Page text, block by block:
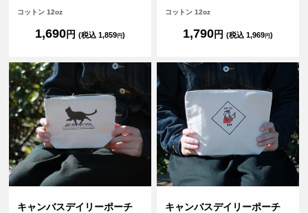
注文し忘れ、すぐに欲しい！など、
カラープリントしたオリジナルポー
チが作れます。
コットン 12oz
1,690円 (税込 1,859円)
し忘れ、すぐに欲しい！など、時間
ープリントしたオリジナルポーチが
作れます。
コットン 12oz
1,790円 (税込 1,969円)
キャンバスデイリーポーチ
キャンバスデイリーポーチ